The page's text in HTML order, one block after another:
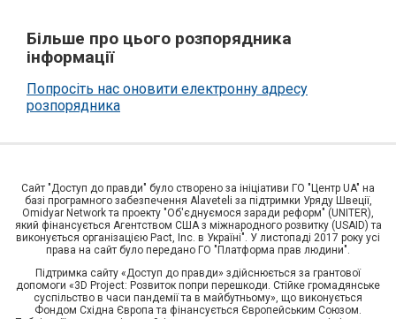
Більше про цього розпорядника
інформації
Попросіть нас оновити електронну адресу
розпорядника
Сайт "Доступ до правди" було створено за ініціативи ГО "Центр UA" на
базі програмного забезпечення Alaveteli за підтримки Уряду Швеції,
Omidyar Network та проекту "Об'єднуємося заради реформ" (UNITER),
який фінансується Агентством США з міжнародного розвитку (USAID) та
виконується організацією Pact, Inc. в Україні". У листопаді 2017 року усі
права на сайт було передано ГО "Платформа прав людини".
Підтримка сайту «Доступ до правди» здійснюється за грантової
допомоги «3D Project: Розвиток попри перешкоди. Стійке громадянське
суспільство в часи пандемії та в майбутньому», що виконується
Фондом Східна Європа та фінансується Європейським Союзом.